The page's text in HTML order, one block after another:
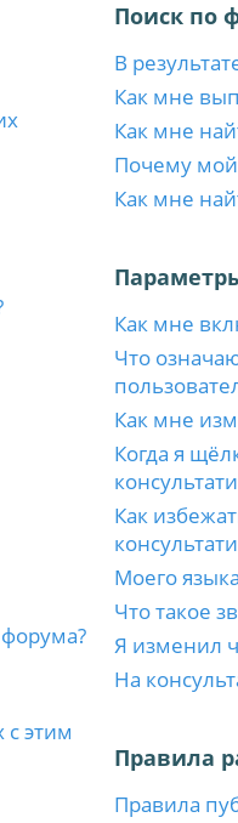
этим
Поиск по
В
Как мне
Как мне
Почему мой
Как мне
Как мне
Что
Как мне
Когда я
Как
Моего
Что такое
Я изменил
На
Правила
Правила